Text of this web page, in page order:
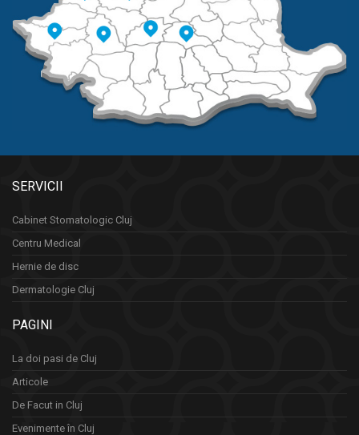
SERVICII
Cabinet Stomatologic Cluj
Centru Medical
Hernie de disc
Dermatologie Cluj
PAGINI
La doi pasi de Cluj
Articole
De Facut in Cluj
Evenimente în Cluj